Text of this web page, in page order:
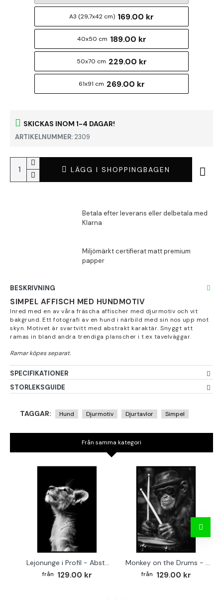
SKICKAS INOM 1-4 DAGAR!
ARTIKELNUMMER: 2309
A3 (29,7x42 cm) 169.00 kr
40x50 cm 189.00 kr
50x70 cm 229.00 kr
61x91 cm 269.00 kr
LÄGG I SHOPPINGBAGEN
BESKRIVNING
SIMPEL AFFISCH MED HUNDMOTIV
Inred med en av våra fräscha affischer med djurmotiv och vit
bakgrund. Ett fotografi av en hund i närbild med sin nos upp mot
skyn. Motivet är svartvitt med abstrakt karaktär. Snyggt att
ramas in bland andra trendiga planscher i t.ex tavelväggar.
SPECIFIKATIONER
STORLEKSGUIDE
TAGGAR: Hund Djurmotiv Djurtavlor Simpel
Från samma kategori
Lejonunge i Profil - Abstrakt poster i svartvitt
129.00 kr
Monkey on the Drums - Trendig poster
129.00 kr